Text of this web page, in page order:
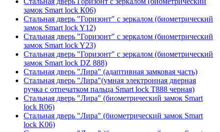
замок Smart lock К06)
Стальная дверь "Горизонт" с зеркалом (биометрический
замок Smart lock Y12)
Стальная дверь "Горизонт" с зеркалом (биометрический
замок Smart lock Y23)
Стальная дверь "Горизонт" с зеркалом (биометрический
замок Smart lock DZ 888)
Стальная дверь "Лира" (адаптивная замковая часть)
Стальная дверь "Лира"(умная электронная дверная
ручка с отпечатком пальца Smart lock T888 черная)
Стальная дверь "Лира" (биометрический замок Smart
lock R06)
Стальная дверь "Лира" (биометрический замок Smart
lock K06)